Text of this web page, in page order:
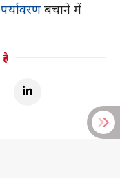
पर्यावरण बचाने में
है